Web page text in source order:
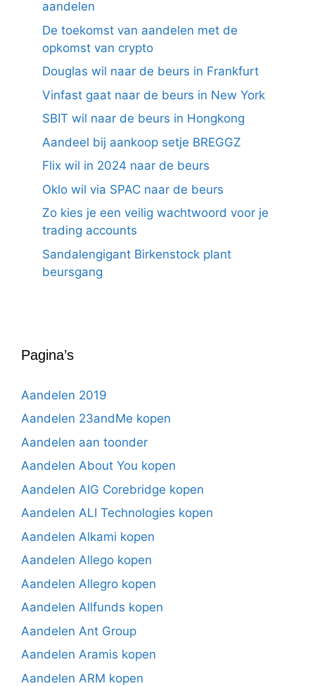
aandelen
De toekomst van aandelen met de
opkomst van crypto
Douglas wil naar de beurs in Frankfurt
Vinfast gaat naar de beurs in New York
SBIT wil naar de beurs in Hongkong
Aandeel bij aankoop setje BREGGZ
Flix wil in 2024 naar de beurs
Oklo wil via SPAC naar de beurs
Zo kies je een veilig wachtwoord voor je
trading accounts
Sandalengigant Birkenstock plant
beursgang
Pagina’s
Aandelen 2019
Aandelen 23andMe kopen
Aandelen aan toonder
Aandelen About You kopen
Aandelen AIG Corebridge kopen
Aandelen ALI Technologies kopen
Aandelen Alkami kopen
Aandelen Allego kopen
Aandelen Allegro kopen
Aandelen Allfunds kopen
Aandelen Ant Group
Aandelen Aramis kopen
Aandelen ARM kopen